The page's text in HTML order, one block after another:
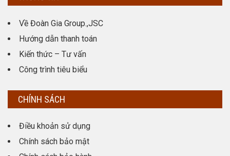
Về Đoàn Gia Group.,JSC
Hướng dẫn thanh toán
Kiến thức – Tư vấn
Công trình tiêu biểu
CHÍNH SÁCH
Điều khoản sử dụng
Chính sách bảo mật